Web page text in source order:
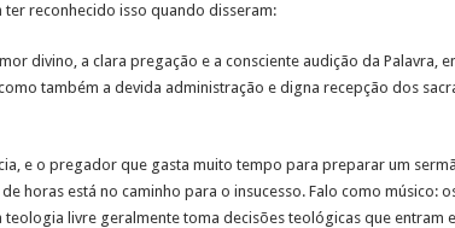
reconhecido isso quando disseram:
divino, a clara pregação e a consciente audição da Palavra,
também a devida administração e digna recepção dos
e o pregador que gasta muito tempo para preparar um
horas está no caminho para o insucesso. Falo como músico:
teologia livre geralmente toma decisões teológicas que